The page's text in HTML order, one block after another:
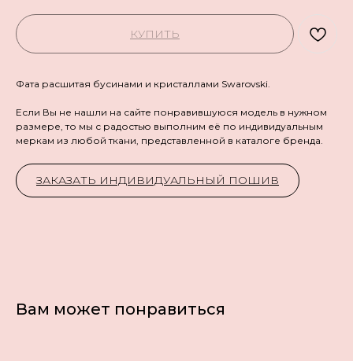
КУПИТЬ
Фата расшитая бусинами и кристаллами Swarovski.
Если Вы не нашли на сайте понравившуюся модель в нужном
размере, то мы с радостью выполним её по индивидуальным
меркам из любой ткани, представленной в каталоге бренда.
ЗАКАЗАТЬ ИНДИВИДУАЛЬНЫЙ ПОШИВ
Вам может понравиться